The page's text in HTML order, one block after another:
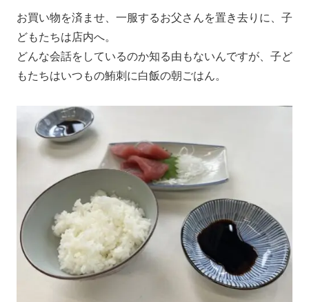
お買い物を済ませ、一服するお父さんを置き去りに、子
どもたちは店内へ。
どんな会話をしているのか知る由もないんですが、子ど
もたちはいつもの鮪刺に白飯の朝ごはん。